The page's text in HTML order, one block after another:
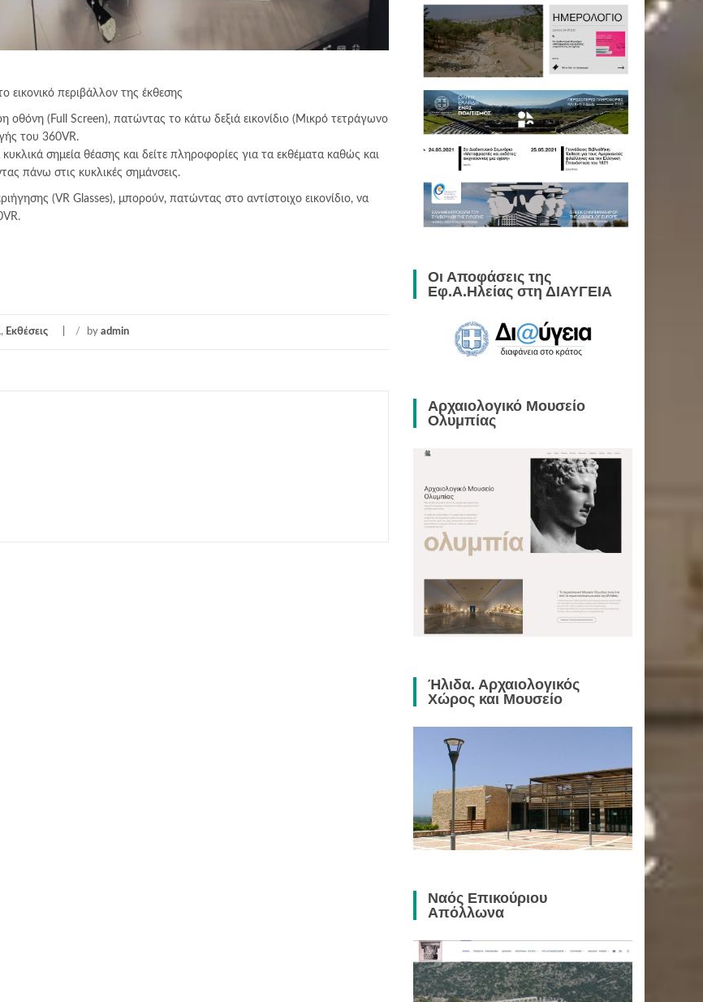
εικονικό περιβάλλον της έκθεσης
οθόνη (Full Screen), πατώντας το κάτω δεξιά εικονίδιο (Μικρό τετράγωνο
του 360VR.
σημεία θέασης και δείτε πληροφορίες για τα εκθέματα καθώς και
πάνω στις κυκλικές σημάνσεις.
(VR Glasses), μπορούν, πατώντας στο αντίστοιχο εικονίδιο, να
, Εκθέσεις / by admin
Οι Αποφάσεις της
Εφ.Α.Ηλείας στη ΔΙΑΥΓΕΙΑ
Αρχαιολογικό Μουσείο
Ολυμπίας
Ήλιδα. Αρχαιολογικός
Χώρος και Μουσείο
Ναός Επικούριου
Απόλλωνα